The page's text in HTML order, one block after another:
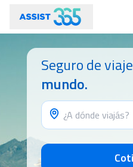
Seguro de viaje
mundo.